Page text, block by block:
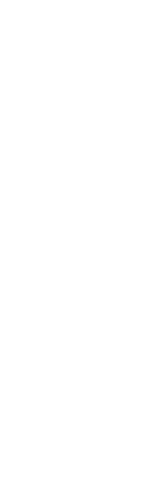
Sevilla abre
contratar